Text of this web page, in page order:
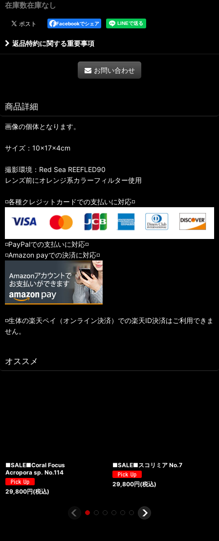
在庫数在庫なし
Facebookでシェア
返品特約に関する重要事項
お問い合わせ
商品詳細
画像の個体となります。
サイズ：10×17×4cm
撮影環境：Red Sea REEFLED90
レンズ前にオレンジ系カラーフィルター使用
◽️各種クレジットカードでの支払いに対応◽️
◽️PayPalでの支払いに対応◽️
◽️Amazon payでの決済に対応◽️
◽️生体の楽天ペイ（オンライン決済）での楽天ID決済はご利用できま
せん。
オススメ
■SALE■Coral Focus
Acropora sp. No.114
29,800円(税込)
■SALE■スコリミア No.7
29,800円(税込)